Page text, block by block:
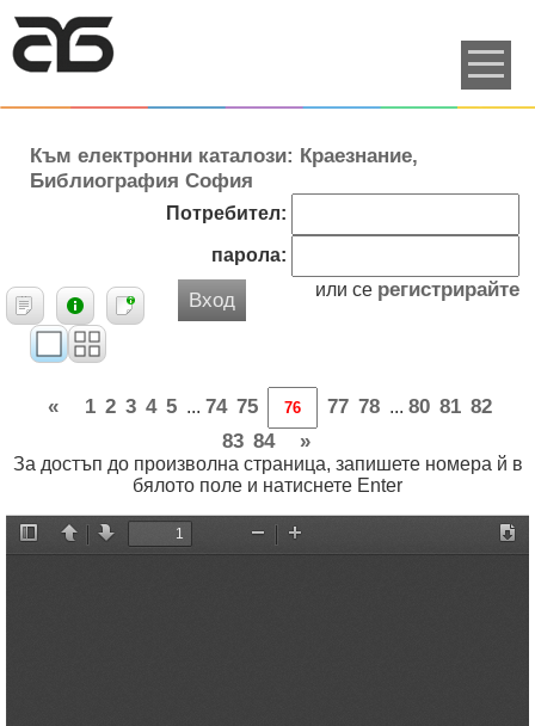
Към електронни каталози: Краезнание,
Библиография София
Потребител:
парола:
Вход или се регистрирайте
« 1 2 3 4 5 ... 74 75 77 78 ... 80 81 82
83 84 »
За достъп до произволна страница, запишете номера й в
бялото поле и натиснете Enter